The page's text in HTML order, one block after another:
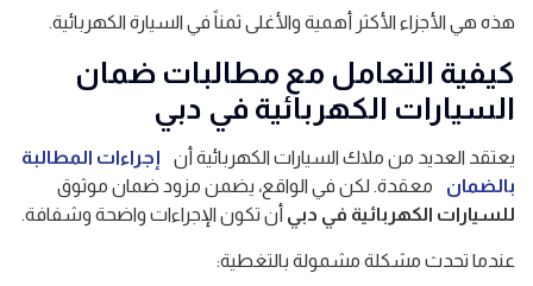
هذه هي الأجزاء الأكثر أهمية والأغلى ثمناً في السيارة الكهربائية.
كيفية التعامل مع مطالبات ضمان
السيارات الكهربائية في دبي
يعتقد العديد من ملاك السيارات الكهربائية أن
إجراءات المطالبة
بالضمان
معقدة. لكن في الواقع، يضمن مزود ضمان موثوق
للسيارات الكهربائية في دبي أن تكون الإجراءات واضحة وشفافة.
عندما تحدث مشكلة مشمولة بالتغطية: